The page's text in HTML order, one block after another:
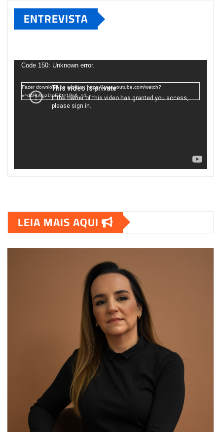
ENTREVISTA
deCode 150: Unknown error.
Fazer download do arquivo: https://www.youtube.com/watch?
v=d4Fu9gz1tqE&t=19s&_=1
00:00
LEIA MAIS AQUI